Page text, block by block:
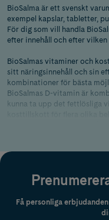
BioSalma är ett svenskt
exempel kapslar, tabletter,
För dig som vill handla
efter innehåll och efter
BioSalmas vitaminer och
sitt näringsinnehåll och sin
kombinationer för bästa
BioSalmas D-vitamin är
kunna ta upp det fettlösliga
BioSalma?
Omega-3 och fettsyror
Få personliga